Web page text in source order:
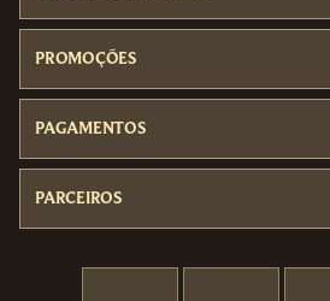
PROMOÇÕES
PAGAMENTOS
PARCEIROS